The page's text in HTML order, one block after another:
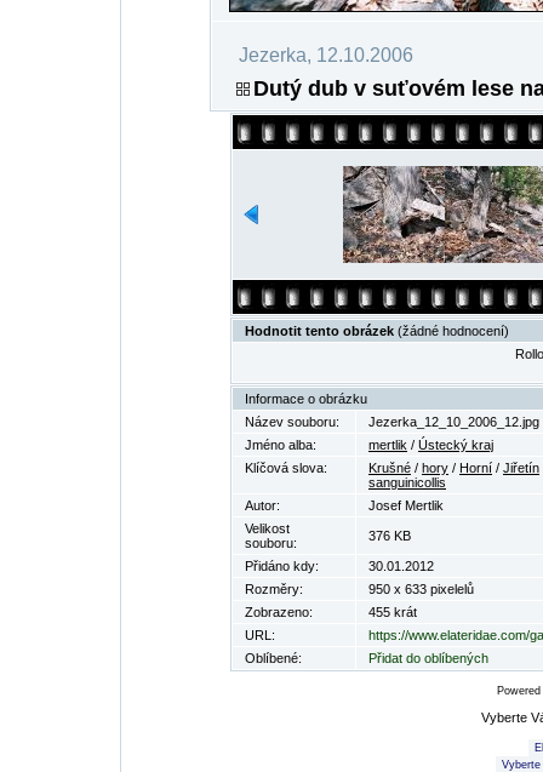
Jezerka, 12.10.2006
Dutý dub v suťovém lese
Hodnotit tento obrázek (žádné hodnocení)
Informace o obrázku
Název souboru:
Jezerka_12_10_2006_12.jpg
Jméno alba:
mertlik / Ústecký kraj
Klíčová slova:
Krušné / hory / Horní / Jiřetín
sanguinicollis
Autor:
Josef Mertlik
Velikost
souboru:
376 KB
Přidáno kdy:
30.01.2012
Rozměry:
950 x 633 pixelelů
Zobrazeno:
455 krát
URL:
https://www.elateridae.com/
Oblíbené:
Přidat do oblíbených
Vyberte